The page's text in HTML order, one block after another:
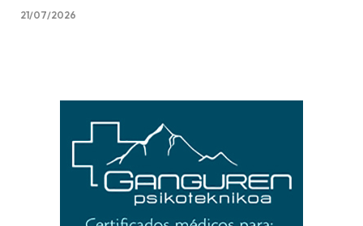
21/07/2026